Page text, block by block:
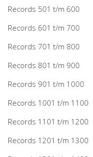
Records 501 t/m 600
Records 601 t/m 700
Records 701 t/m 800
Records 801 t/m 900
Records 901 t/m 1000
Records 1001 t/m 1100
Records 1101 t/m 1200
Records 1201 t/m 1300